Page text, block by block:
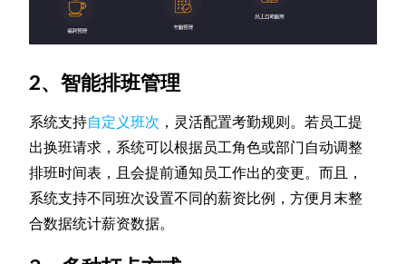
2、智能排班管理
系统支持自定义班次 ，灵活配置考勤规则。若员工提
出换班请求，系统可以根据员工角色或部门自动调整
排班时间表，且会提前通知员工作出的变更。而且，
系统支持不同班次设置不同的薪资比例，方便月末整
合数据统计薪资数据。